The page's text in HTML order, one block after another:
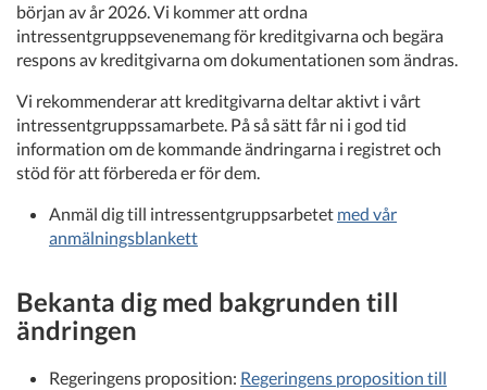
början av år 2026. Vi kommer att ordna
intressentgruppsevenemang för kreditgivarna och begära
respons av kreditgivarna om dokumentationen som ändras.
Vi rekommenderar att kreditgivarna deltar aktivt i vårt
intressentgruppssamarbete. På så sätt får ni i god tid
information om de kommande ändringarna i registret och
stöd för att förbereda er för dem.
Anmäl dig till intressentgruppsarbetet med vår
anmälningsblankett
Bekanta dig med bakgrunden till
ändringen
Regeringens proposition: Regeringens proposition till